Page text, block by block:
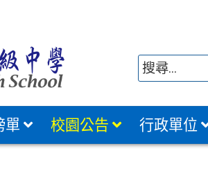
單 校園公告 行政單位